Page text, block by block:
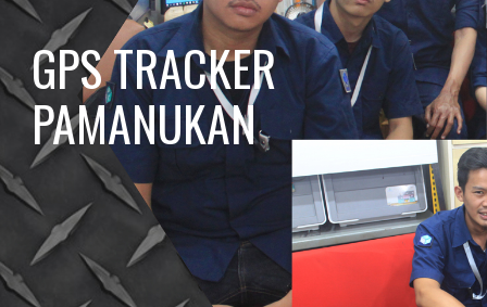
GPS TRACKER
PAMANUKAN